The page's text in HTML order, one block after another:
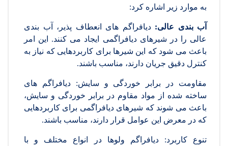
به موارد زیر اشاره کرد:
آب بندی عالی:دیافراگم های انعطاف پذیر، آب بندی
عالی را در شیرهای دیافراگمی ایجاد می کنند. این امر
باعث می شود که این شیرها برای کاربردهایی که نیاز به
کنترل دقیق جریان دارند، مناسب باشند.
مقاومت در برابر خوردگی و سایش: دیافراگم های
ساخته شده از مواد مقاوم در برابر خوردگی و سایش،
باعث می شوند که شیرهای دیافراگمی برای کاربردهایی
که در معرض این عوامل قرار دارند، مناسب باشند.
تنوع کاربرد: دیافراگم ولوها در انواع مختلف و با